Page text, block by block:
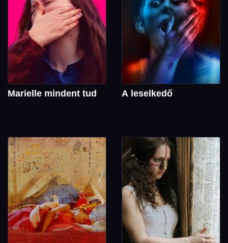
Marielle mindent tud A leselkedő